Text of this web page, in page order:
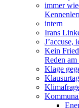
immer
intern
Irans
J’accuse,
Kein
Reden
Klage